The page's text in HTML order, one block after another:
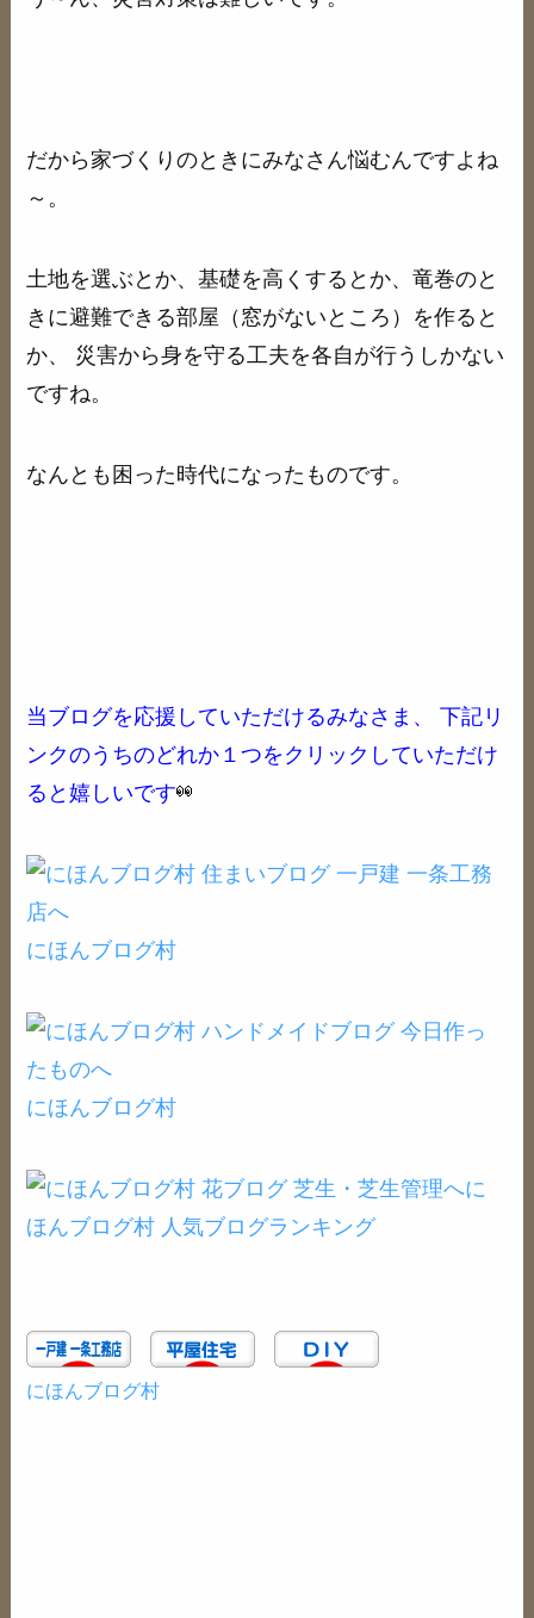
だから家づくりのときにみなさん悩むんですよね
～。
土地を選ぶとか、基礎を高くするとか、竜巻のと
きに避難できる部屋（窓がないところ）を作ると
か、 災害から身を守る工夫を各自が行うしかない
ですね。
なんとも困った時代になったものです。
当ブログを応援していただけるみなさま、 下記リ
ンクのうちのどれか１つをクリックしていただけ
ると嬉しいです
にほんブログ村
にほんブログ村
に
ほんブログ村 人気ブログランキング
にほんブログ村